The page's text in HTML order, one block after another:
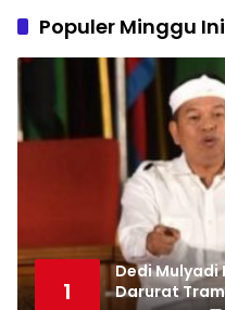
PSM Makassar
1
Persis Solo
Semen Padang FC
1
Populer Minggu Ini
1
Dedi Mulyadi
Darurat